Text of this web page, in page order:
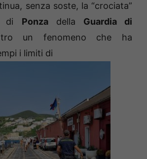
senza soste, la “crociata”
di Ponzadella Guardia di
un fenomeno che ha
i limiti di